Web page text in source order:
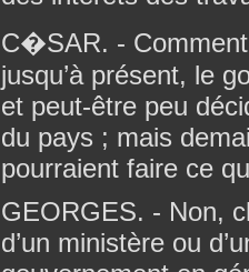
C�SAR. -
jusqu’à présent, le
et peut-être peu
du pays ; mais
pourraient faire ce
GEORGES. - Non,
d’un ministère ou